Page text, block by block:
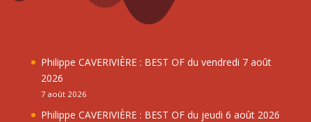
Philippe CAVERIVIÈRE : BEST OF du vendredi 7 août
2026
7 août 2026
Philippe CAVERIVIÈRE : BEST OF du jeudi 6 août 2026